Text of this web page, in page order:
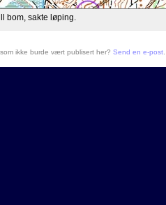
bom, sakte løping.
ikke burde vært publisert her? Send en e-post